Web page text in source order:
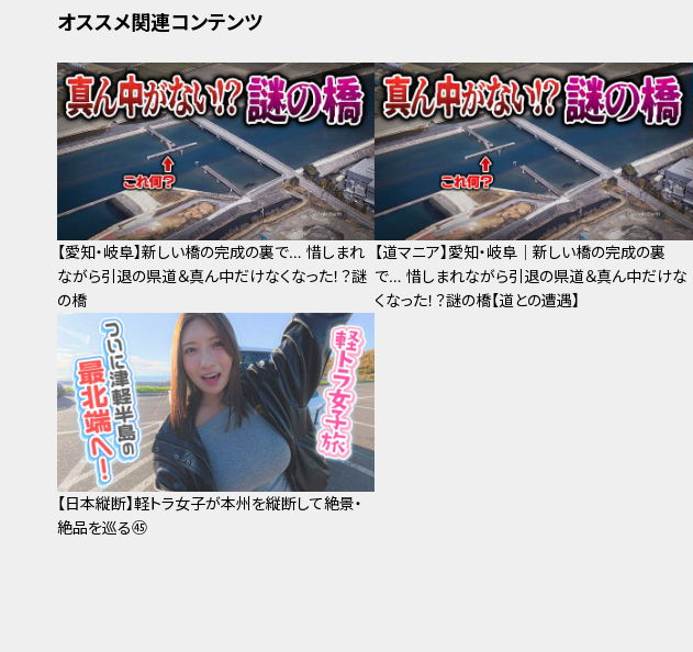
オススメ関連コンテンツ
【愛知・岐阜】新しい橋の完成の裏で… 惜しまれ
ながら引退の県道＆真ん中だけなくなった！？謎
の橋
【道マニア】愛知・岐阜｜新しい橋の完成の裏
で… 惜しまれながら引退の県道＆真ん中だけな
くなった！？謎の橋【道との遭遇】
【日本縦断】軽トラ女子が本州を縦断して絶景・
絶品を巡る㊺